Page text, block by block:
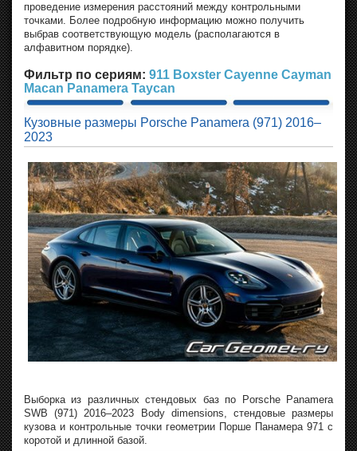
проведение измерения расстояний между контрольными
точками. Более подробную информацию можно получить
выбрав соответствующую модель (располагаются в
алфавитном порядке).
Фильтр по сериям: 911 Boxster Cayenne Cayman
Macan Panamera Taycan
Кузовные размеры Porsche Panamera (971) 2016–
2023
Выборка из различных стендовых баз по Porsche Panamera
SWB (971) 2016–2023 Body dimensions, стендовые размеры
кузова и контрольные точки геометрии Порше Панамера 971 с
коротой и длинной базой.